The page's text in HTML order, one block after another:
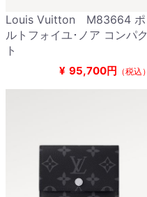
Louis Vuitton M83664 ポ
ルトフォイユ･ノア コンパク
ト
¥ 95,700円 （税込）